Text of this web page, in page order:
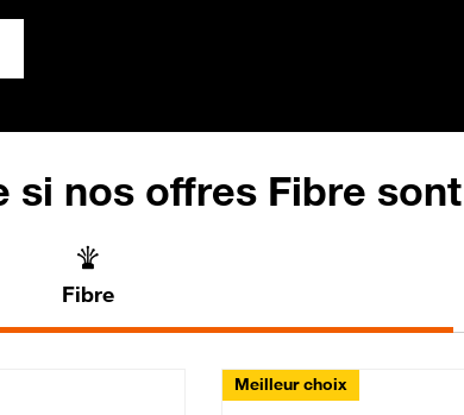
si nos offres Fibre
Fibre
Meilleur choix